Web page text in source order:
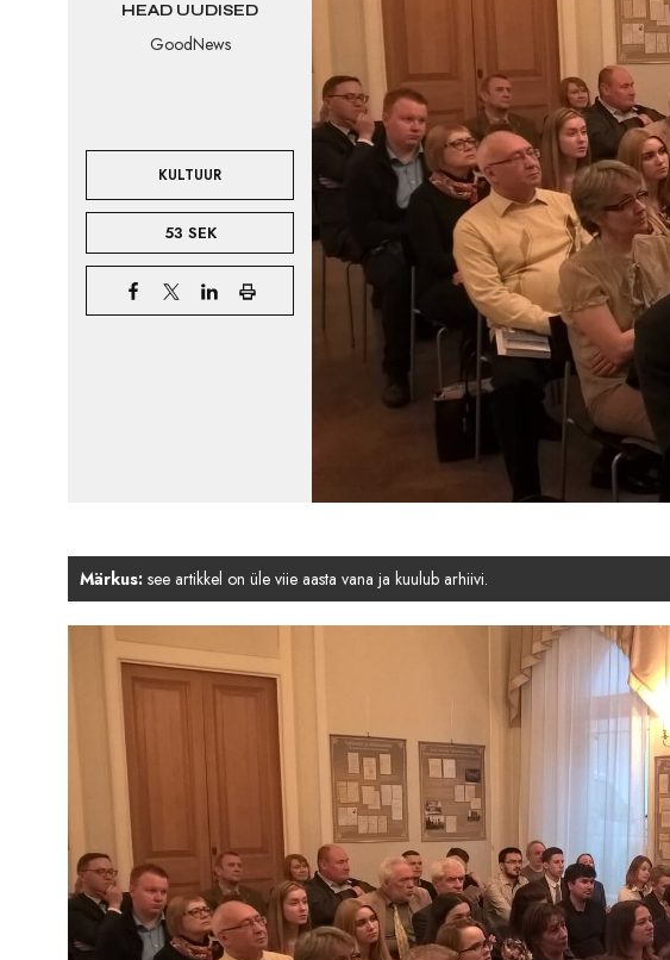
HEAD UUDISED
GoodNews
KULTUUR
53 SEK
Märkus: see artikkel on üle viie aasta vana ja kuulub arhiivi.